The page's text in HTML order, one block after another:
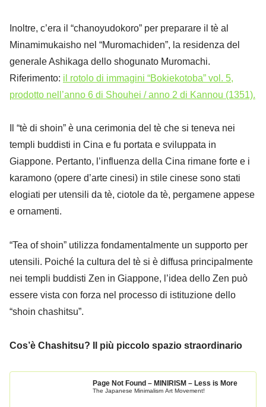
Inoltre, c’era il “chanoyudokoro” per preparare il tè al
Minamimukaisho nel “Muromachiden”, la residenza del
generale Ashikaga dello shogunato Muromachi.
Riferimento: il rotolo di immagini “Bokiekotoba” vol. 5,
prodotto nell’anno 6 di Shouhei / anno 2 di Kannou (1351).
Il “tè di shoin” è una cerimonia del tè che si teneva nei
templi buddisti in Cina e fu portata e sviluppata in
Giappone. Pertanto, l’influenza della Cina rimane forte e i
karamono (opere d’arte cinesi) in stile cinese sono stati
elogiati per utensili da tè, ciotole da tè, pergamene appese
e ornamenti.
“Tea of shoin” utilizza fondamentalmente un supporto per
utensili. Poiché la cultura del tè si è diffusa principalmente
nei templi buddisti Zen in Giappone, l’idea dello Zen può
essere vista con forza nel processo di istituzione dello
“shoin chashitsu”.
Cos’è Chashitsu? Il più piccolo spazio straordinario
Page Not Found – MINIRISM – Less is More
The Japanese Minimalism Art Movement!